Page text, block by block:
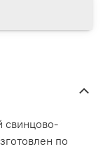
свинцово-
по